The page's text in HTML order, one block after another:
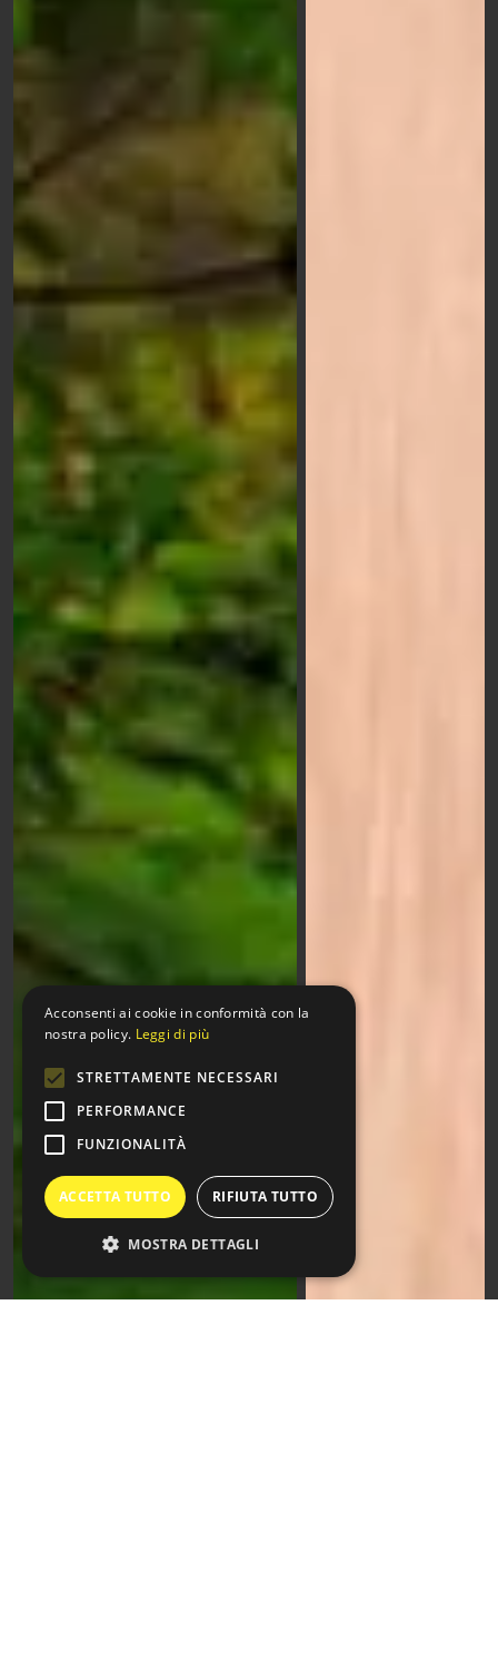
Acconsenti ai cookie in conformità con la
nostra policy. Leggi di più
STRETTAMENTE NECESSARI
PERFORMANCE
FUNZIONALITÀ
ACCETTA TUTTO RIFIUTA TUTTO
MOSTRA DETTAGLI